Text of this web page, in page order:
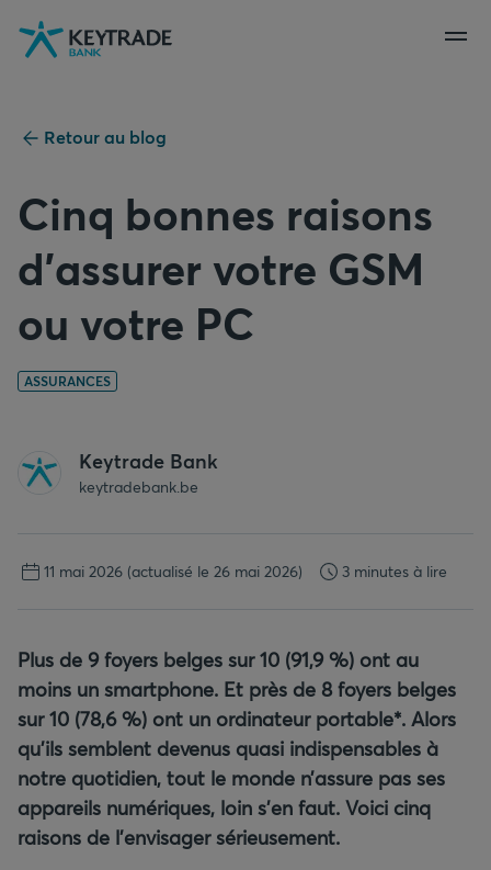
Aller
Aller
Aller
au
Retour au blog
Cinq bonnes raisons
d’assurer votre GSM
ou votre PC
ASSURANCES
Keytrade Bank
keytradebank.be
11 mai 2026 (actualisé le 26 mai 2026) 3 minutes à lire
Plus de 9 foyers belges sur 10 (91,9 %) ont au
moins un smartphone. Et près de 8 foyers belges
sur 10 (78,6 %) ont un ordinateur portable*. Alors
qu’ils semblent devenus quasi indispensables à
notre quotidien, tout le monde n’assure pas ses
appareils numériques, loin s’en faut. Voici cinq
raisons de l’envisager sérieusement.